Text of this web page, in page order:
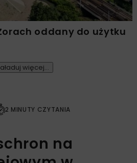
oddany do użytku
więcej...
2 MINUTY CZYTANIA
na